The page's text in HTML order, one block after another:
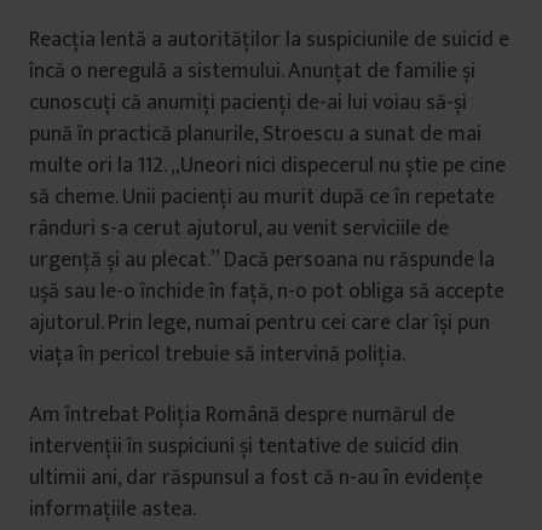
Reacția lentă a autorităților la suspiciunile de suicid e
încă o neregulă a sistemului. Anunțat de familie și
cunoscuți că anumiți pacienți de-ai lui voiau să-și
pună în practică planurile, Stroescu a sunat de mai
multe ori la 112. „Uneori nici dispecerul nu știe pe cine
să cheme. Unii pacienți au murit după ce în repetate
rânduri s-a cerut ajutorul, au venit serviciile de
urgență și au plecat.” Dacă persoana nu răspunde la
ușă sau le-o închide în față, n-o pot obliga să accepte
ajutorul. Prin lege, numai pentru cei care clar își pun
viața în pericol trebuie să intervină poliția.
Am întrebat Poliția Română despre numărul de
intervenții în suspiciuni și tentative de suicid din
ultimii ani, dar răspunsul a fost că n-au în evidențe
informațiile astea.